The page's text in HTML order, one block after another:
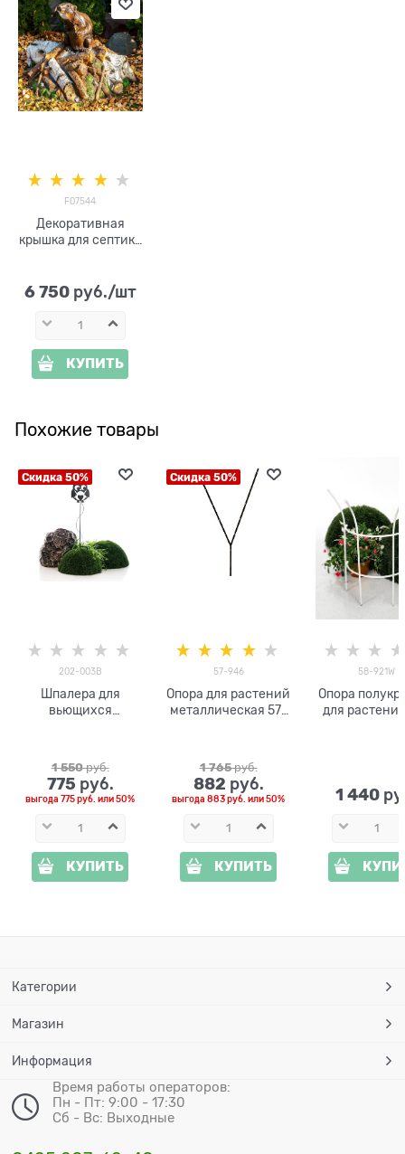
F07544
Декоративная
крышка для септика
стеклопластик,
ширина 75 см
6 750 руб./шт
КУПИТЬ
Похожие товары
Скидка 50%
202-003B
Шпалера для
вьющихся
1 550 руб.
775 руб.
выгода775 руб. или50%
КУПИТЬ
Скидка 50%
57-946
Опора для растений
металлическая 57-
1 765 руб.
882 руб.
выгода883 руб. или50%
КУПИТЬ
58-921W
Опора
для
1 440
Категории
Магазин
Информация
Время работы операторов:
Пн - Пт: 9:00 - 17:30
Сб - Вс: Выходные